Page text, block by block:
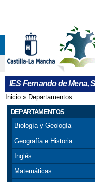
IES Fernando de Mena,
Se encuentra
Inicio » Departamentos
DEPARTAMENTOS
Biología y Geología
Geografía e Historia
Inglés
Matemáticas